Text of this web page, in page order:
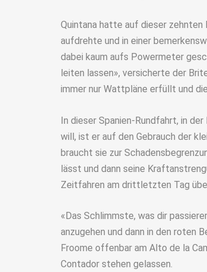
Quintana hatte auf dieser zehnten
aufdrehte und in einer
dabei kaum aufs Powermeter
leiten lassen», versicherte der
immer nur Wattpläne erfüllt und
In dieser Spanien-Rundfahrt, in
will, ist er auf den Gebrauch der
braucht sie zur
lässt und dann seine
Zeitfahren am drittletzten Tag
«Das Schlimmste, was dir
anzugehen und dann in den roten
Froome offenbar am Alto de la
Contador stehen gelassen.